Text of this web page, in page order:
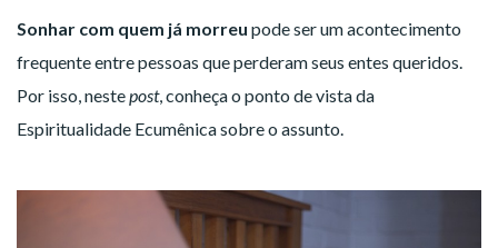
Sonhar com quem já morreu pode ser um acontecimento
frequente entre pessoas que perderam seus entes queridos.
Por isso, nestepost, conheça o ponto de vista da
Espiritualidade Ecumênica sobre o assunto.